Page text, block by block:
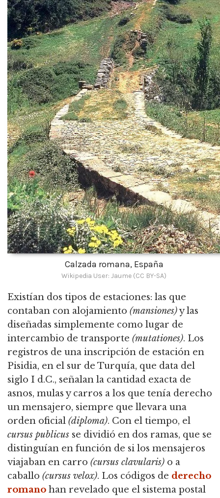
Calzada romana, España
Wikipedia User: Jaume (CC BY-SA)
Existían dos tipos de estaciones: las que
contaban con alojamiento (mansiones)y las
diseñadas simplemente como lugar de
intercambio de transporte (mutationes). Los
registros de una inscripción de estación en
Pisidia, en el sur de Turquía, que data del
siglo I d.C., señalan la cantidad exacta de
asnos, mulas y carros a los que tenía derecho
un mensajero, siempre que llevara una
orden oficial (diploma). Con el tiempo, el
cursus publicus se dividió en dos ramas, que se
distinguían en función de si los mensajeros
viajaban en carro (cursus clavularis) o a
caballo (cursus velox). Los códigos de derecho
romano han revelado que el sistema postal